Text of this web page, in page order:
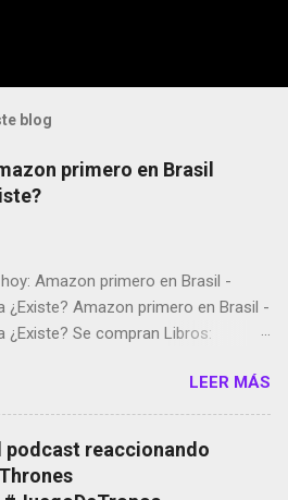
blog
primero en Brasil
Amazon primero en Brasil -
¿Existe? Amazon primero en Brasil -
¿Existe? Se compran Libros:
Black Mirror Twitter deja de verificar
los fotógrafos Brian May y el
Música y vídeo selfies en la
Scott saca a Kevin Spacey de su
regaña a los que usan el
LEER MÁS
podcast reaccionando